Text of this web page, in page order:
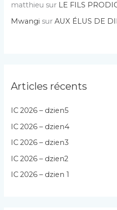
matthieu sur LE FILS
Mwangi surAUX ÉLUS DE
Articles récents
IC 2026 – dzien5
IC 2026 – dzien4
IC 2026 – dzien3
IC 2026 – dzien2
IC 2026 – dzien 1